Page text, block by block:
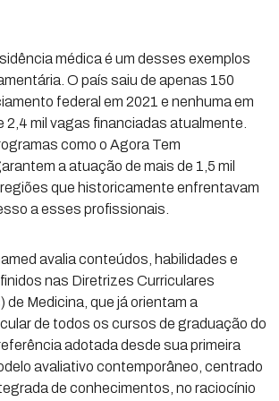
médica é um desses exemplos
O país saiu de apenas 150
federal em 2021 e nenhuma em
2,4 mil vagas financiadas atualmente.
como o Agora Tem
a atuação de mais de 1,5 mil
que historicamente enfrentavam
a esses profissionais.
avalia conteúdos, habilidades e
nas Diretrizes Curriculares
de Medicina, que já orientam a
de todos os cursos de graduação do
adotada desde sua primeira
avaliativo contemporâneo, centrado
de conhecimentos, no raciocínio